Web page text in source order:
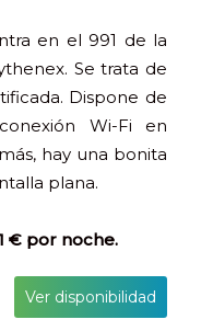
en el 991 de la
Se trata de
Dispone de
Wi-Fi en
hay una bonita
plana.
€ por noche.
Ver disponibilidad